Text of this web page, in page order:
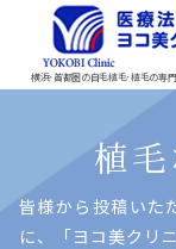
横浜･首都圏の自毛植毛･植毛の専
植
皆様から投稿いた
に、「ヨコ美クリ